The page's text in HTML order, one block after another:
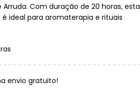
Com duração de 20 horas, esta
ideal para aromaterapia e rituais
envio gratuito!